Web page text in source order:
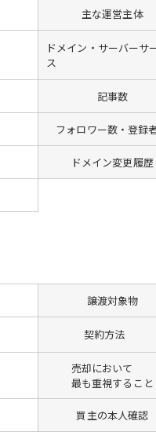
主な運営主体
ドメイン・サーバーサ
ス
記事数
フォロワー数・登録
ドメイン変更履歴
譲渡対象物
契約方法
売却において
最も重視すること
買主の本人確認